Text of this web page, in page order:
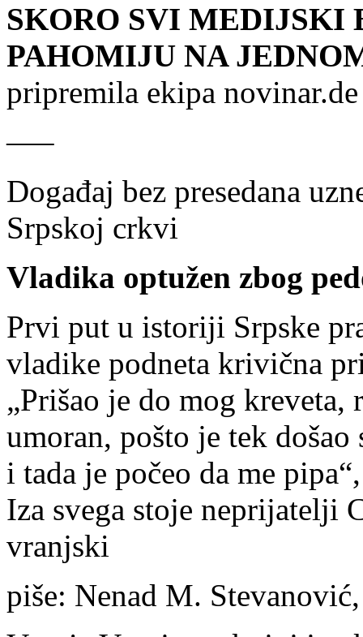
SKORO SVI MEDIJSKI
PAHOMIJU NA
pripremila ekipa novinar.de
—–
Događaj bez presedana
Srpskoj crkvi
Vladika optužen zbog
Prvi put u istoriji Srpske
vladike podneta krivična
„Prišao je do mog kreveta,
umoran, pošto je tek
i tada je počeo da me
Iza svega stoje neprijatelji
vranjski
piše: Nenad M.